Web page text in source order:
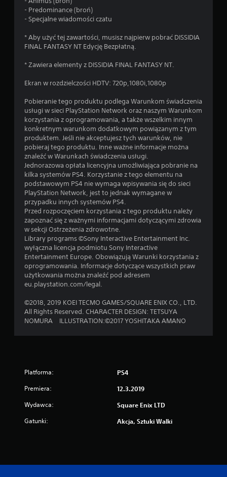
- Predominance (broń)
- Specjalne wiadomości czatu
* Aby użyć tej zawartości, musisz najpierw pobrać DISSIDIA
FINAL FANTASY NT Edycję Bezpłatną.
* Zawiera elementy z DISSIDIA FINAL FANTASY NT.
Ekran w rozdzielczości HDTV: 720p,1080i,1080p
Pobieranie tego produktu podlega Warunkom świadczenia
usługi w sieci PlayStation Network oraz naszym Warunkom
korzystania z oprogramowania, a także wszelkim innym
konkretnym warunkom dodatkowym powiązanym z tym
produktem. Jeśli nie akceptujesz tych warunków, nie
pobieraj tego produktu. Inne ważne informacje można
znaleźć w Warunkach świadczenia usługi.
Jednorazowa opłata licencyjna umożliwiająca pobranie na
kilka systemów PS4. Korzystanie z tego elementu na
podstawowym PS4 nie wymaga wpisywania się do sieci
PlayStation Network, jest to jednak wymagane w
przypadku innych systemów PS4.
Przed rozpoczęciem korzystania z tego produktu należy
zapoznać się z ważnymi informacjami dotyczącymi zdrowia
w sekcji Ostrzeżenia zdrowotne.
Library programs ©Sony Interactive Entertainment Inc.
wyłączna licencja podmiotu Sony Interactive
Entertainment Europe. Obowiązują Warunki korzystania z
oprogramowania. Informacje dotyczące wszystkich praw
użytkowania można znaleźć pod adresem
eu.playstation.com/legal.
©2018, 2019 KOEI TECMO GAMES/SQUARE ENIX CO., LTD.
All Rights Reserved. CHARACTER DESIGN: TETSUYA
NOMURA ILLUSTRATION:©2017 YOSHITAKA AMANO
Platforma: PS4
Premiera: 12.3.2019
Wydawca: Square Enix LTD
Gatunki: Akcja, Sztuki Walki